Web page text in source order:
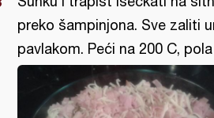
preko šampinjona. Sve zaliti
pavlakom. Peći na 200 C,